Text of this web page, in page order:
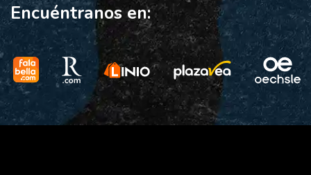
Encuéntranos en: